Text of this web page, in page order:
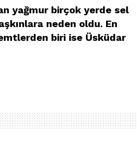
yağmur birçok yerde sel
neden oldu. En
biri ise Üsküdar